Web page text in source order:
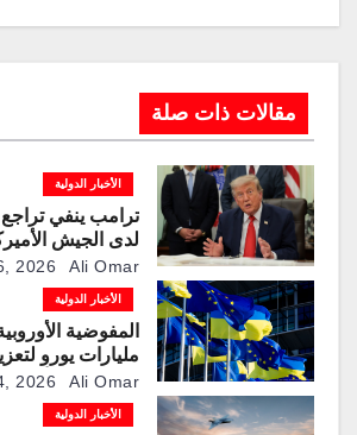
مقالات ذات صلة
الأخبار الدولية
ترامب ينفي
لدى الجيش
2026 Ali Omar
الأخبار الدولية
مليارات يورو
العسكرية
2026 Ali Omar
الأخبار الدولية